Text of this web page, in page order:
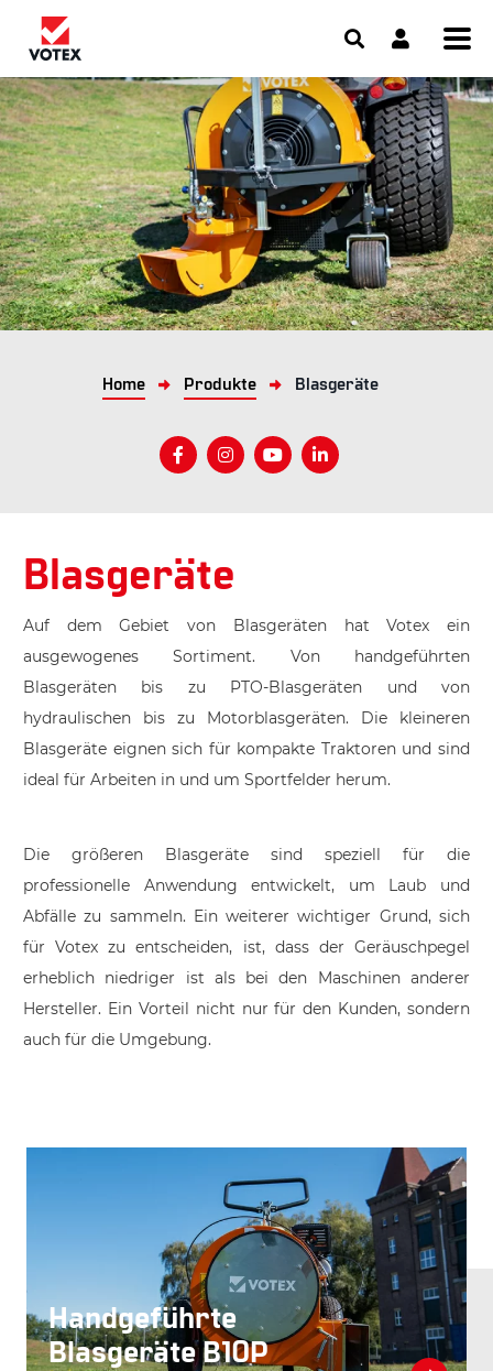
Home Produkte Blasgeräte
Blasgeräte
Auf dem Gebiet von Blasgeräten hat Votex ein
ausgewogenes Sortiment. Von handgeführten
Blasgeräten bis zu PTO-Blasgeräten und von
hydraulischen bis zu Motorblasgeräten. Die kleineren
Blasgeräte eignen sich für kompakte Traktoren und sind
ideal für Arbeiten in und um Sportfelder herum.
Die größeren Blasgeräte sind speziell für die
professionelle Anwendung entwickelt, um Laub und
Abfälle zu sammeln. Ein weiterer wichtiger Grund, sich
für Votex zu entscheiden, ist, dass der Geräuschpegel
erheblich niedriger ist als bei den Maschinen anderer
Hersteller. Ein Vorteil nicht nur für den Kunden, sondern
auch für die Umgebung.
Handgeführte
Blasgeräte B10P